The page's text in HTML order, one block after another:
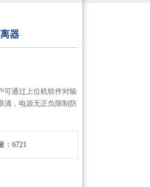
器
可通过上位机软件对输
涌，电源无正负限制防
：6721